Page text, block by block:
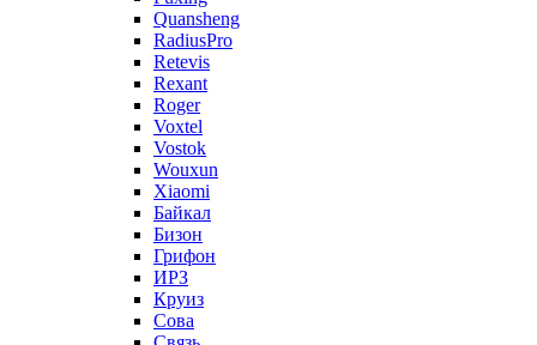
Quansheng
RadiusPro
Retevis
Rexant
Roger
Voxtel
Vostok
Wouxun
Xiaomi
Байкал
Бизон
Грифон
ИРЗ
Круиз
Сова